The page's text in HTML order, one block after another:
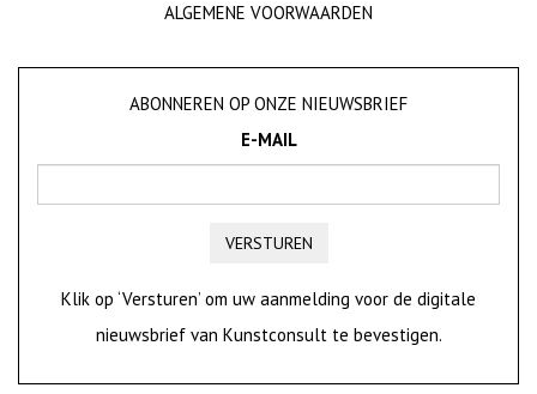
ALGEMENE VOORWAARDEN
ABONNEREN OP ONZE NIEUWSBRIEF
E-MAIL
VERSTUREN
Klik op ‘Versturen’ om uw aanmelding voor de digitale
nieuwsbrief van Kunstconsult te bevestigen.